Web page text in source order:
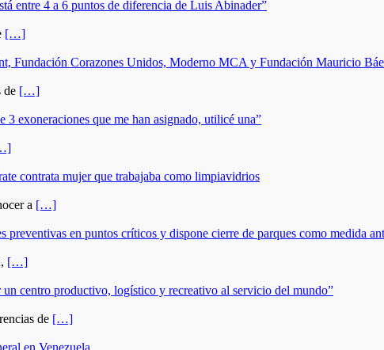
entre 4 a 6 puntos de diferencia de Luis Abinader”
[…]
Fundación Corazones Unidos, Moderno MCA y Fundación Mauricio
de […]
exoneraciones que me han asignado, utilicé una”
contrata mujer que trabajaba como limpiavidrios
a […]
en puntos críticos y dispone cierre de parques como medida
[…]
un centro productivo, logístico y recreativo al servicio del mundo”
de […]
en Venezuela